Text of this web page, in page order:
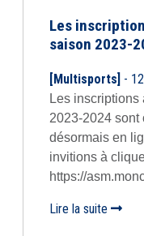
Les
saison 2023-
[Multisports] -
Les inscriptions
2023-2024 sont
désormais en
invitions à
https://
Lire la suite